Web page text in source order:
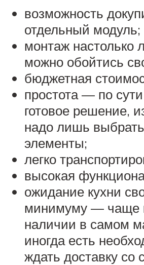
возможность
отдельный модуль;
монтаж настолько
можно обойтись
бюджетная
простота — по
готовое решение,
надо лишь
элементы;
легко
высокая
ожидание кухни
минимуму — чаще
наличии в самом
иногда есть
ждать доставку со